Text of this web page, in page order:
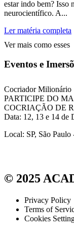
estar indo bem? Isso
neurocientífico. A...
Ler matéria completa
Ver mais como esses
Eventos e
Cocriador Milionário
PARTICIPE DO
COCRIAÇÃO DE
Data: 12, 13 e 14 de
Local: SP, São Paulo
© 2025
Privacy Policy
Terms of
Cookies